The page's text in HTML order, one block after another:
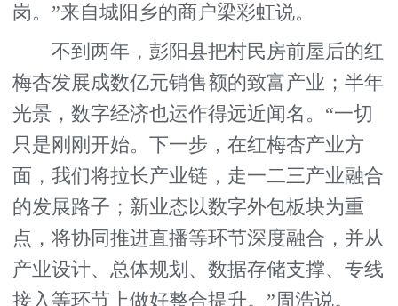
岗。”来自城阳乡的商户梁彩虹说。
不到两年，彭阳县把村民房前屋后的红
梅杏发展成数亿元销售额的致富产业；半年
光景，数字经济也运作得远近闻名。“一切
只是刚刚开始。下一步，在红梅杏产业方
面，我们将拉长产业链，走一二三产业融合
的发展路子；新业态以数字外包板块为重
点，将协同推进直播等环节深度融合，并从
产业设计、总体规划、数据存储支撑、专线
接入等环节上做好整合提升。”周浩说。